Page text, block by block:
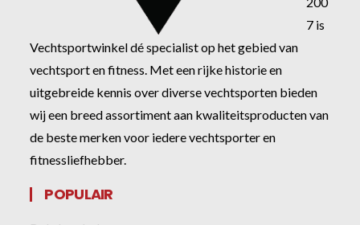
7 is
Vechtsportwinkel dé specialist op het gebied van
vechtsport en fitness. Met een rijke historie en
uitgebreide kennis over diverse vechtsporten bieden
wij een breed assortiment aan kwaliteitsproducten van
de beste merken voor iedere vechtsporter en
fitnessliefhebber.
POPULAIR